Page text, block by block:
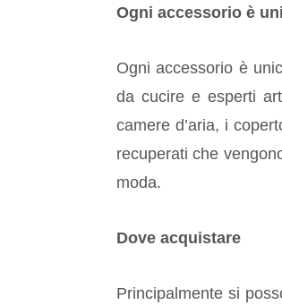
Ogni accessorio è
Ogni accessorio è
da cucire e esperti
camere d’aria, i
recuperati che
moda.
Dove acquistare
Principalmente si